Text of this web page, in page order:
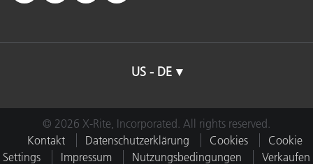
US - DE
© 2026 X-Rite, Incorporated. All rights reserved.
Kontakt
Datenschutzerklärung Cookies
Cookie
Settings
Impressum Nutzungsbedingungen Verkaufen